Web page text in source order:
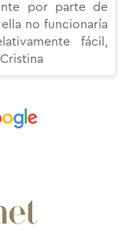
por parte de
no funcionaría
fácil,